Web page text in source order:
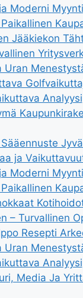
Moderni
Jääkiekon
Uran
Analyysi
ja
Moderni
– Turvallinen
Resepti
Uran
Analyysi
Media Ja